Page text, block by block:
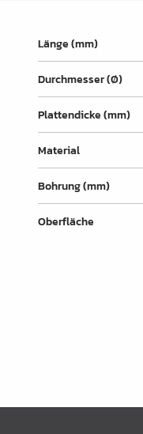
Auszüge &
Schubkastenteile
Scharniere &
Beine, Füsse &
Untergestelle
Filz, Gleitnägel &
Länge (mm)
Durchmesser (Ø)
Plattendicke (mm)
Material
Bohrung (mm)
Oberfläche